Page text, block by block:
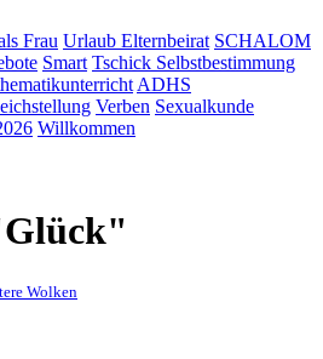
Frau Urlaub Elternbeirat SCHALOM
Smart Tschick Selbstbestimmung
ADHS
Verben Sexualkunde
Willkommen
Wolken